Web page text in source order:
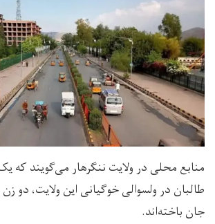
منابع محلی در ولایت ننگرهار می‌گویند که
طالبان در ولسوالی خوگیانی این ولایت، دو زن
جان باخته‌اند.